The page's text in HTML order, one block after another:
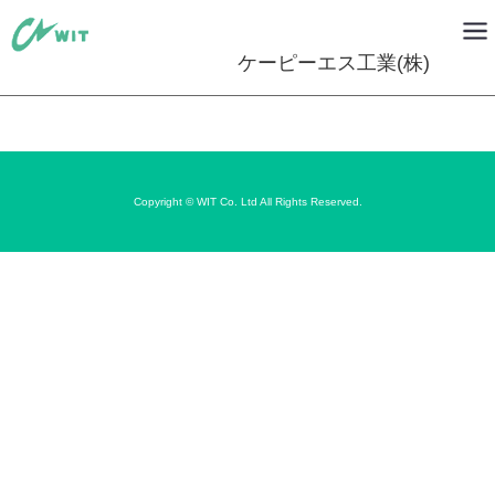
ケーピーエス工業(株)
Copyright © WIT Co. Ltd All Rights Reserved.